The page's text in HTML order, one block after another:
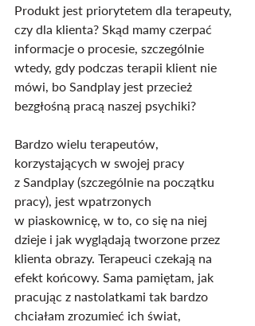
Produkt jest priorytetem dla terapeuty,
czy dla klienta? Skąd mamy czerpać
informacje o procesie, szczególnie
wtedy, gdy podczas terapii klient nie
mówi, bo Sandplay jest przecież
bezgłośną pracą naszej psychiki?
Bardzo wielu terapeutów,
korzystających w swojej pracy
z Sandplay (szczególnie na początku
pracy), jest wpatrzonych
w piaskownicę, w to, co się na niej
dzieje i jak wyglądają tworzone przez
klienta obrazy. Terapeuci czekają na
efekt końcowy. Sama pamiętam, jak
pracując z nastolatkami tak bardzo
chciałam zrozumieć ich świat,